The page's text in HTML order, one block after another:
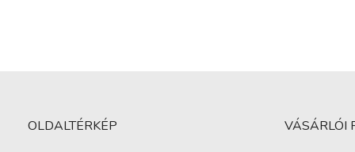
OLDALTÉRKÉP VÁSÁRLÓI